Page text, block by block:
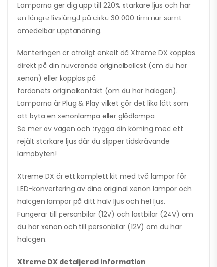
Lamporna ger dig upp till 220% starkare ljus och har
en längre livslängd på cirka 30 000 timmar samt
omedelbar upptändning.
Monteringen är otroligt enkelt då Xtreme DX kopplas
direkt på din nuvarande originalballast (om du har
xenon) eller kopplas på
fordonets originalkontakt (om du har halogen).
Lamporna är Plug & Play vilket gör det lika lätt som
att byta en xenonlampa eller glödlampa.
Se mer av vägen och trygga din körning med ett
rejält starkare ljus där du slipper tidskrävande
lampbyten!
Xtreme DX är ett komplett kit med två lampor för
LED-konvertering av dina original xenon lampor och
halogen lampor på ditt halv ljus och hel ljus.
Fungerar till personbilar (12V) och lastbilar (24V) om
du har xenon och till personbilar (12V) om du har
halogen.
Xtreme DX detaljerad information